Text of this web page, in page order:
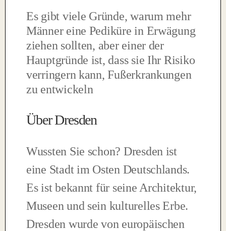
Es gibt viele Gründe, warum mehr
Männer eine Pediküre in Erwägung
ziehen sollten, aber einer der
Hauptgründe ist, dass sie Ihr Risiko
verringern kann, Fußerkrankungen
zu entwickeln
Über Dresden
Wussten Sie schon? Dresden ist
eine Stadt im Osten Deutschlands.
Es ist bekannt für seine Architektur,
Museen und sein kulturelles Erbe.
Dresden wurde von europäischen